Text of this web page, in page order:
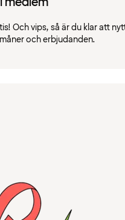
Och vips, så är du klar att
och erbjudanden.